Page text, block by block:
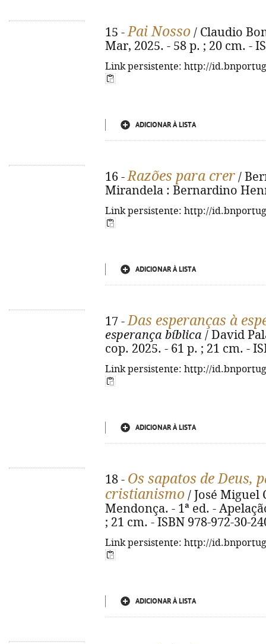
15 -Pai Nosso / Claudio
Mar, 2025. - 58 p. ; 20 cm. -
Link persistente: http://
ADICIONAR À LISTA
16 -Razões para crer /
Mirandela : Bernardino
Link persistente: http://
ADICIONAR À LISTA
17 -Das esperanças à
esperança bíblica / David
cop. 2025. - 61 p. ; 21 cm. -
Link persistente: http://
ADICIONAR À LISTA
18 - Os sapatos de Deus,
cristianismo / José Miguel
Mendonça. - 1ª ed. -
; 21 cm. - ISBN 978-972-30-
Link persistente: http://
ADICIONAR À LISTA